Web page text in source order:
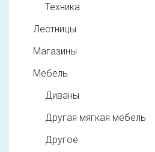
Техника
Лестницы
Магазины
Мебель
Диваны
Другая мягкая мебель
Другое